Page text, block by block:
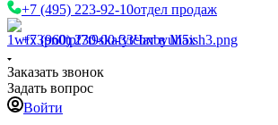
+7 (495) 223-92-10отдел продаж
+7 (960) 230-00-33Чат в Max
Заказать звонок
Задать вопрос
Войти